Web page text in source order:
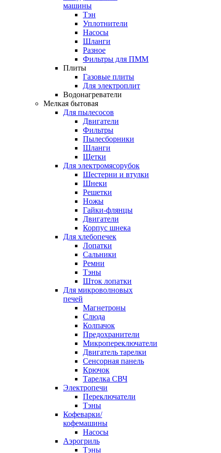
машины
Тэн
Уплотнители
Насосы
Шланги
Разное
Фильтры для ПММ
Плиты
Газовые плиты
Для электроплит
Водонагреватели
Мелкая бытовая
Для пылесосов
Двигатели
Фильтры
Пылесборники
Шланги
Щетки
Для электромясорубок
Шестерни и втулки
Шнеки
Решетки
Ножы
Гайки-флянцы
Двигатели
Корпус шнека
Для хлебопечек
Лопатки
Сальники
Ремни
Тэны
Шток лопатки
Для микроволновых
печей
Магнетроны
Слюда
Колпачок
Предохранители
Микропереключатели
Двигатель тарелки
Сенсорная панель
Крючок
Тарелка СВЧ
Электропечи
Переключатели
Тэны
Кофеварки/
кофемашины
Насосы
Аэрогриль
Тэны